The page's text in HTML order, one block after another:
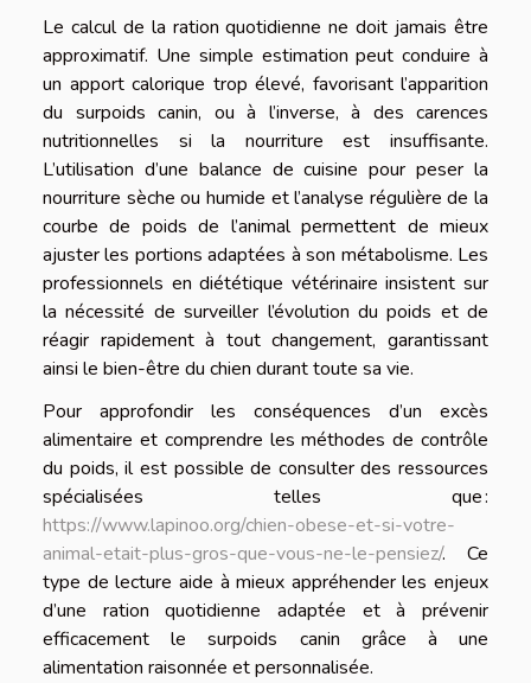
Le calcul de la ration quotidienne ne doit jamais être
approximatif. Une simple estimation peut conduire à
un apport calorique trop élevé, favorisant l’apparition
du surpoids canin, ou à l’inverse, à des carences
nutritionnelles si la nourriture est insuffisante.
L’utilisation d’une balance de cuisine pour peser la
nourriture sèche ou humide et l’analyse régulière de la
courbe de poids de l’animal permettent de mieux
ajuster les portions adaptées à son métabolisme. Les
professionnels en diététique vétérinaire insistent sur
la nécessité de surveiller l’évolution du poids et de
réagir rapidement à tout changement, garantissant
ainsi le bien-être du chien durant toute sa vie.
Pour approfondir les conséquences d’un excès
alimentaire et comprendre les méthodes de contrôle
du poids, il est possible de consulter des ressources
spécialisées telles que :
https://www.lapinoo.org/chien-obese-et-si-votre-
animal-etait-plus-gros-que-vous-ne-le-pensiez/. Ce
type de lecture aide à mieux appréhender les enjeux
d’une ration quotidienne adaptée et à prévenir
efficacement le surpoids canin grâce à une
alimentation raisonnée et personnalisée.